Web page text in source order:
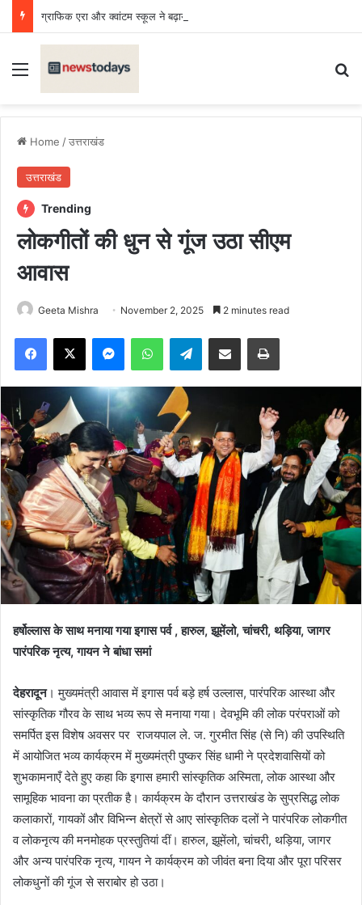
Menu
Home /उत्तराखंड
उत्तराखंड
Trending
लोकगीतों की धुन से गूंज उठा सीएम
आवास
Geeta Mishra November 2, 2025 2 minutes read
Facebook
X MessengerWhatsAppTelegramShare via Email Print
हर्षोल्लास के साथ मनाया गया इगास पर्व , हारुल, झूमेंलो, चांचरी, थड़िया, जागर
पारंपरिक नृत्य, गायन ने बांधा समां
देहरादून। मुख्यमंत्री आवास में इगास पर्व बड़े हर्ष उल्लास, पारंपरिक आस्था और
सांस्कृतिक गौरव के साथ भव्य रूप से मनाया गया। देवभूमि की लोक परंपराओं को
समर्पित इस विशेष अवसर पर राजयपाल ले. ज. गुरमीत सिंह (से नि) की उपस्थिति
में आयोजित भव्य कार्यक्रम में मुख्यमंत्री पुष्कर सिंह धामी ने प्रदेशवासियों को
शुभकामनाएँ देते हुए कहा कि इगास हमारी सांस्कृतिक अस्मिता, लोक आस्था और
सामूहिक भावना का प्रतीक है। कार्यक्रम के दौरान उत्तराखंड के सुप्रसिद्ध लोक
कलाकारों, गायकों और विभिन्न क्षेत्रों से आए सांस्कृतिक दलों ने पारंपरिक लोकगीत
व लोकनृत्य की मनमोहक प्रस्तुतियां दीं। हारुल, झूमेंलो, चांचरी, थड़िया, जागर
और अन्य पारंपरिक नृत्य, गायन ने कार्यक्रम को जीवंत बना दिया और पूरा परिसर
लोकधुनों की गूंज से सराबोर हो उठा।